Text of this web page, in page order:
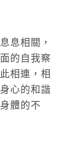
息相關，
的自我察
相連，相
心的和諧
體的不